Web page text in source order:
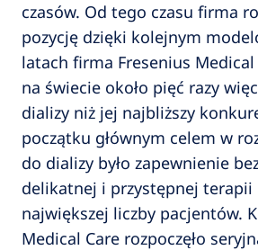
czasów. Od tego czasu firma
pozycję dzięki kolejnym
latach firma Fresenius Medical
na świecie około pięć razy
dializy niż jej najbliższy
początku głównym celem w
do dializy było zapewnienie
delikatnej i przystępnej terapii
największej liczby pacjentów.
Medical Care rozpoczęło